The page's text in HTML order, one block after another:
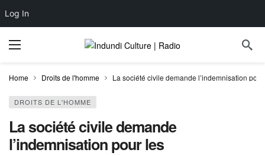
Log In
Home Droits de l'homme La société civile demande l’indemnisation
DROITS DE L'HOMME
La société civile demande
l’indemnisation pour les